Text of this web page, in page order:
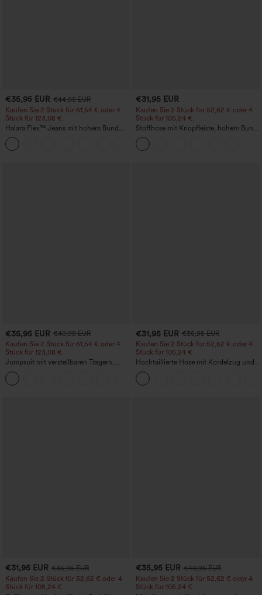
€35,95 EUR €44,95 EUR
Kaufen Sie 2 Stück für 61,54 € oder 4
Stück für 123,08 €.
Halara Flex™ Jeans mit hohem Bund
und Taschen, gewaschener, lässiger
Bootcut
€31,95 EUR
Kaufen Sie 2 Stück für 52,62 € oder 4
Stück für 105,24 €.
Stoffhose mit Knopfleiste, hohem Bund,
mehreren Taschen und geradem Bein
€35,95 EUR €40,95 EUR
Kaufen Sie 2 Stück für 61,54 € oder 4
Stück für 123,08 €.
Jumpsuit mit verstellbaren Trägern,
gerafftem Detail, weitem Bein und
meliertem Stoff, lässig, mit Taschen -
Easy Peezy
€31,95 EUR €35,95 EUR
Kaufen Sie 2 Stück für 52,62 € oder 4
Stück für 105,24 €.
Hochtaillierte Hose mit Kordelzug und
Taschen, weitem Bein, lässig und locker
in Leinenoptik
€31,95 EUR €35,95 EUR
Kaufen Sie 2 Stück für 52,62 € oder 4
Stück für 105,24 €.
€35,95 EUR €40,95 EUR
Kaufen Sie 2 Stück für 52,62 € oder 4
Stück für 105,24 €.